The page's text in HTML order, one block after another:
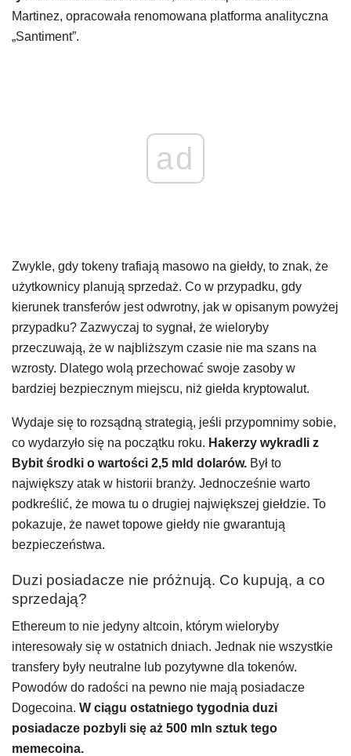
Martinez, opracowała renomowana platforma analityczna
„Santiment”.
ad
Zwykle, gdy tokeny trafiają masowo na giełdy, to znak, że
użytkownicy planują sprzedaż. Co w przypadku, gdy
kierunek transferów jest odwrotny, jak w opisanym powyżej
przypadku? Zazwyczaj to sygnał, że wieloryby
przeczuwają, że w najbliższym czasie nie ma szans na
wzrosty. Dlatego wolą przechować swoje zasoby w
bardziej bezpiecznym miejscu, niż giełda kryptowalut.
Wydaje się to rozsądną strategią, jeśli przypomnimy sobie,
co wydarzyło się na początku roku. Hakerzy wykradli z
Bybit środki o wartości 2,5 mld dolarów. Był to
największy atak w historii branży. Jednocześnie warto
podkreślić, że mowa tu o drugiej największej giełdzie. To
pokazuje, że nawet topowe giełdy nie gwarantują
bezpieczeństwa.
Duzi posiadacze nie próżnują. Co kupują, a co
sprzedają?
Ethereum to nie jedyny altcoin, którym wieloryby
interesowały się w ostatnich dniach. Jednak nie wszystkie
transfery były neutralne lub pozytywne dla tokenów.
Powodów do radości na pewno nie mają posiadacze
Dogecoina. W ciągu ostatniego tygodnia duzi
posiadacze pozbyli się aż 500 mln sztuk tego
memecoina.